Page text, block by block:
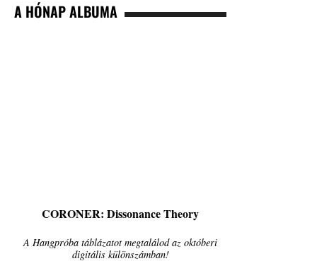
A HÓNAP ALBUMA
CORONER: Dissonance Theory
A Hangpróba táblázatot megtalálod az októberi
digitális különszámban!